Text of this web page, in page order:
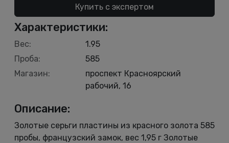
Купить с экспертом
Характеристики:
Вес:
1.95
Проба:
585
Магазин:
проспект Красноярский
рабочий, 16
Описание:
Золотые серьги пластины из красного золота 585
пробы, французский замок, вес 1,95 г Золотые